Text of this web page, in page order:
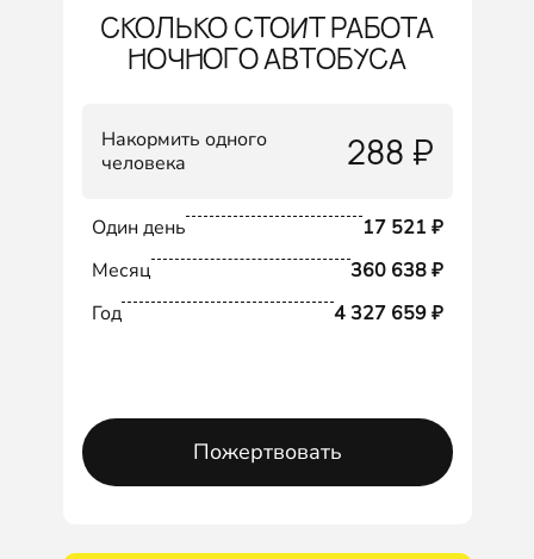
СКОЛЬКО СТОИТ РАБОТА
НОЧНОГО АВТОБУСА
Накормить одного
человека
288 ₽
Один день
17 521 ₽
Месяц
360 638 ₽
Год
4 327 659 ₽
Пожертвовать